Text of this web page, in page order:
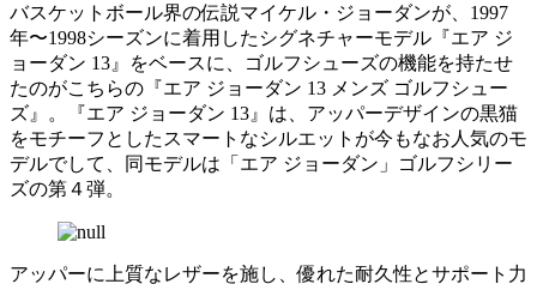
バスケットボール界の伝説マイケル・ジョーダンが、1997
年〜1998シーズンに着用したシグネチャーモデル『エア ジ
ョーダン 13』をベースに、ゴルフシューズの機能を持たせ
たのがこちらの『エア ジョーダン 13 メンズ ゴルフシュー
ズ』。『エア ジョーダン 13』は、アッパーデザインの黒猫
をモチーフとしたスマートなシルエットが今もなお人気のモ
デルでして、同モデルは「エア ジョーダン」ゴルフシリー
ズの第４弾。
アッパーに上質なレザーを施し、優れた耐久性とサポート力